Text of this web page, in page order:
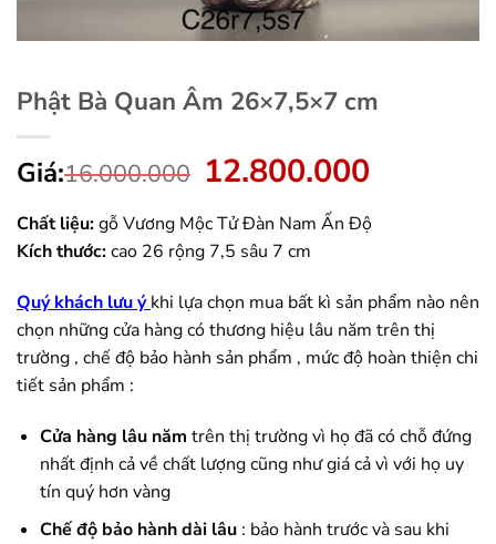
Phật Bà Quan Âm 26×7,5×7 cm
Giá:16.000.000 Giá
là:
16.000.000.
12.800.000
tại
Chất liệu:gỗ Vương Mộc Tử Đàn Nam Ấn Độ
Kích thước:cao 26 rộng 7,5 sâu 7 cm
Quý khách lưu ý khi lựa chọn mua bất kì sản phẩm nào nên
chọn những cửa hàng có thương hiệu lâu năm trên thị
trường , chế độ bảo hành sản phẩm , mức độ hoàn thiện chi
tiết sản phẩm :
Cửa hàng lâu năm trên thị trường vì họ đã có chỗ đứng
nhất định cả về chất lượng cũng như giá cả vì với họ uy
tín quý hơn vàng
Chế độ bảo hành dài lâu: bảo hành trước và sau khi